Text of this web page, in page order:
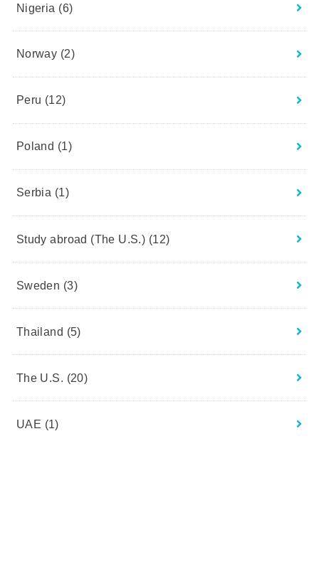
Nigeria (6)
Norway (2)
Peru (12)
Poland (1)
Serbia (1)
Study abroad (The U.S.) (12)
Sweden (3)
Thailand (5)
The U.S. (20)
UAE (1)